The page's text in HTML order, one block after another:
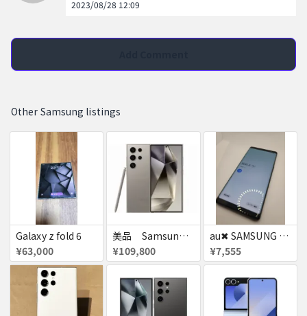
2023/08/28 12:09
Other Samsung listings
Galaxy z fold 6
¥63,000
美品 Samsung Galaxy S24 ULTRA DOCOMO
¥109,800
au✖ SAMSUNG Galaxy note8 64GB
¥7,555